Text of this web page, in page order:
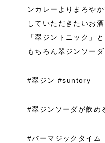
ンカレーよりまろや
していただきたいお酒
「翠ジントニック」
もちろん翠ジンソーダ
#翠ジン #suntory
#翠ジンソーダが飲め
#バーマジックタイム